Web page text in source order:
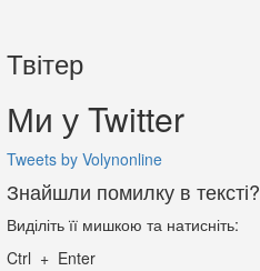
Твітер
Ми у Twitter
Tweets by Volynonline
Знайшли помилку в тексті?
Виділіть її мишкою та натисніть:
Ctrl + Enter